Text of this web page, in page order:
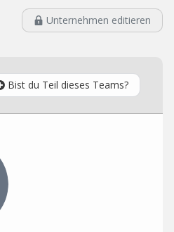
Unternehmen editieren
Bist du Teil dieses Teams?